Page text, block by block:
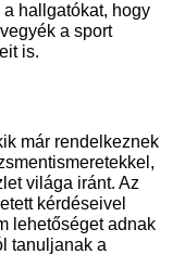
hallgatókat, hogy
a sport
is.
már rendelkeznek
világa iránt. Az
kérdéseivel
lehetőséget adnak
tanuljanak a